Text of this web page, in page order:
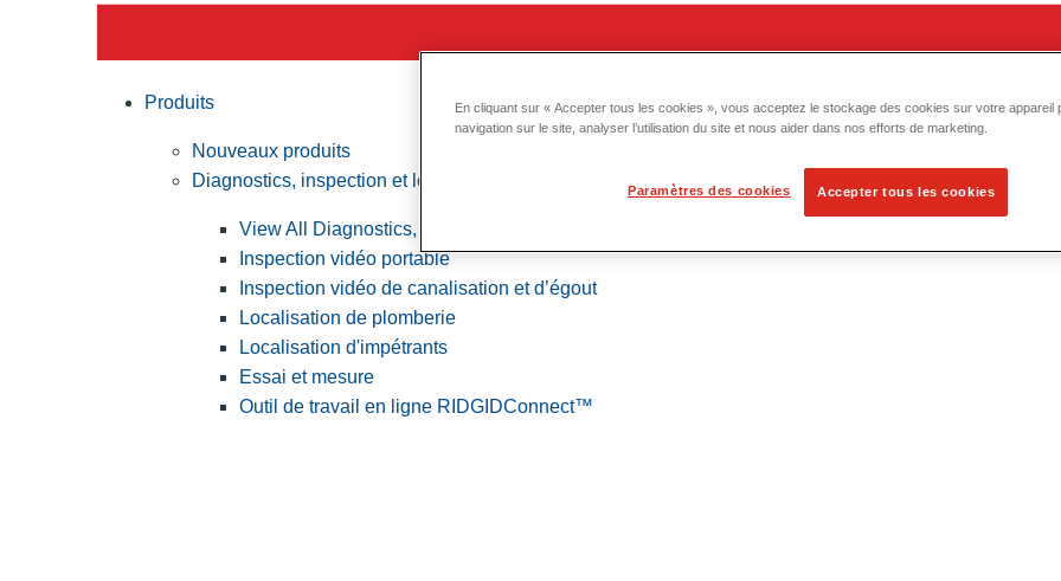
Produits
Nouveaux produits
Diagnostics, inspection et localisation
View All Diagnostics, inspection et localisation
Inspection vidéo portable
Inspection vidéo de canalisation et d’égout
Localisation de plomberie
Localisation d'impétrants
Essai et mesure
Outil de travail en ligne RIDGIDConnect™
En cliquant sur « Accepter tous les cookies », vous acceptez le stockage des cookies sur votre appareil
navigation sur le site, analyser l’utilisation du site et nous aider dans nos efforts de marketing.
Paramètres des cookies Accepter tous les cookies